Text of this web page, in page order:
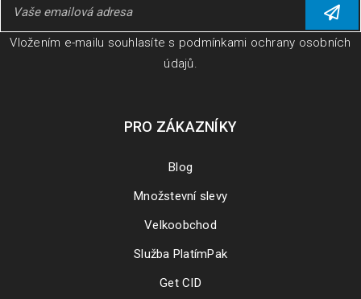
PŘEČÍST VÍCE
Vložením e-mailu souhlasíte s podmínkami ochrany osobních
údajů.
PRO ZÁKAZNÍKY
Blog
Množstevní slevy
Velkoobchod
Služba PlatímPak
Get CID